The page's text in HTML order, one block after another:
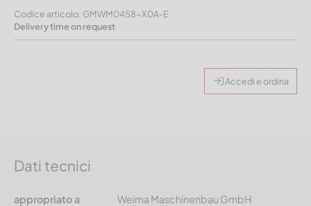
Codice articolo: GMWM0458-X0A-E
Delivery time on request
Accedi e ordina
Dati tecnici
appropriato a
Weima Maschinenbau GmbH